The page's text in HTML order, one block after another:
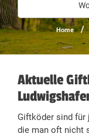
Home /
Aktuelle
Giftköder sind für
die man oft nicht